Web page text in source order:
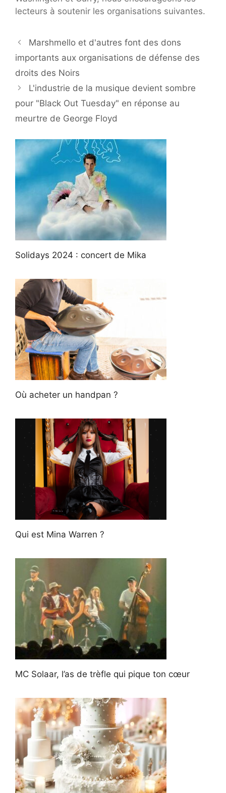
lecteurs à soutenir les organisations suivantes.
Marshmello et d'autres font des dons
importants aux organisations de défense des
droits des Noirs
L'industrie de la musique devient sombre
pour "Black Out Tuesday" en réponse au
meurtre de George Floyd
Solidays 2024 : concert de Mika
Où acheter un handpan ?
Qui est Mina Warren ?
MC Solaar, l’as de trèfle qui pique ton cœur